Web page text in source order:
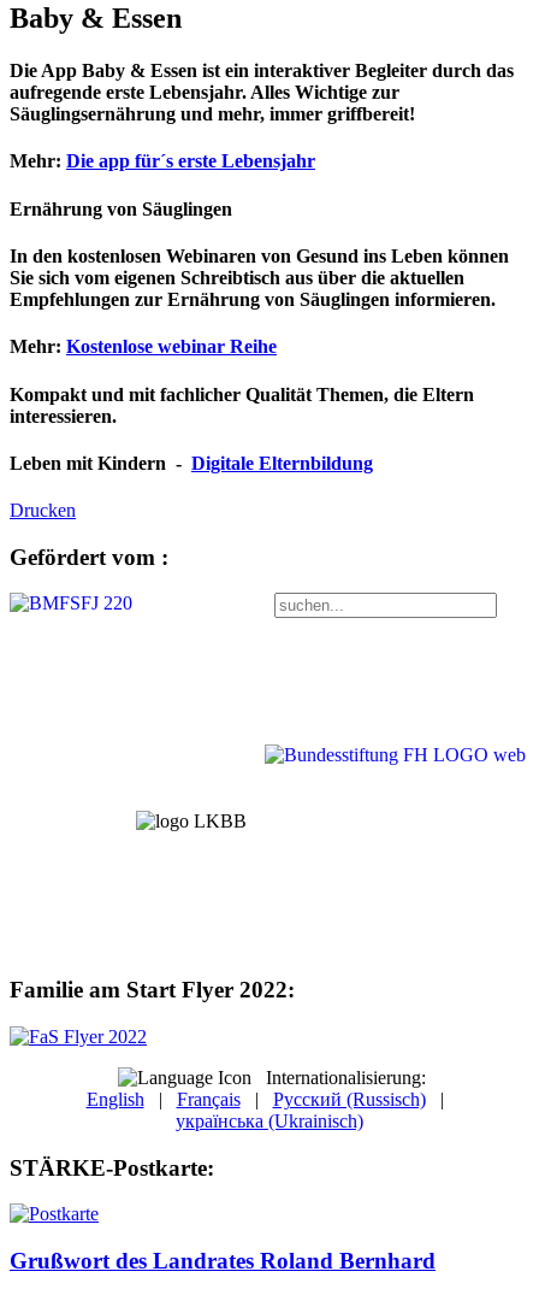
Baby & Essen
Die App Baby & Essen ist ein interaktiver Begleiter durch das
aufregende erste Lebensjahr. Alles Wichtige zur
Säuglingsernährung und mehr, immer griffbereit!
Mehr: Die app für´s erste Lebensjahr
Ernährung von Säuglingen
In den kostenlosen Webinaren von Gesund ins Leben können
Sie sich vom eigenen Schreibtisch aus über die aktuellen
Empfehlungen zur Ernährung von Säuglingen informieren.
Mehr: Kostenlose webinar Reihe
Kompakt und mit fachlicher Qualität Themen, die Eltern
interessieren.
Leben mit Kindern - Digitale Elternbildung
Drucken
Gefördert vom :
Familie am Start Flyer 2022:
Internationalisierung:
English | Français| Русский (Russisch)|
українська (Ukrainisch)
STÄRKE-Postkarte:
Grußwort des Landrates Roland Bernhard